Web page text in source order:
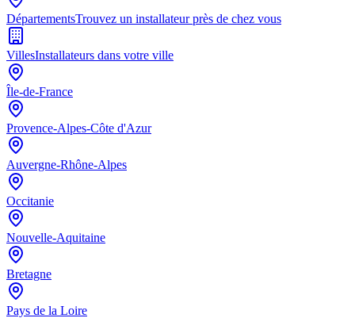
DépartementsTrouvez un installateur près de chez vous
VillesInstallateurs dans votre ville
Île-de-France
Provence-Alpes-Côte d'Azur
Auvergne-Rhône-Alpes
Occitanie
Nouvelle-Aquitaine
Bretagne
Pays de la Loire